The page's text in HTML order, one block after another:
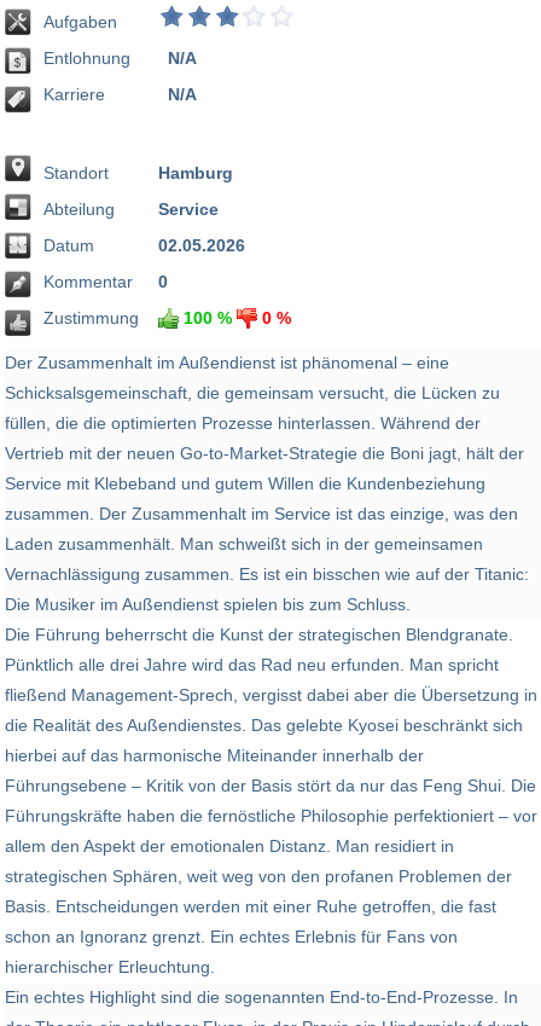
Aufgaben
Entlohnung
Karriere
N/A
N/A
Standort
Abteilung
Datum
Kommentar
Zustimmung
Hamburg
Service
02.05.2026
0
100 %
0 %
​Der Zusammenhalt im Außendienst ist phänomenal – eine
Schicksalsgemeinschaft, die gemeinsam versucht, die Lücken zu
füllen, die die optimierten Prozesse hinterlassen. Während der
Vertrieb mit der neuen Go-to-Market-Strategie die Boni jagt, hält der
Service mit Klebeband und gutem Willen die Kundenbeziehung
zusammen. ​Der Zusammenhalt im Service ist das einzige, was den
Laden zusammenhält. Man schweißt sich in der gemeinsamen
Vernachlässigung zusammen. Es ist ein bisschen wie auf der Titanic:
Die Musiker im Außendienst spielen bis zum Schluss.
​Die Führung beherrscht die Kunst der strategischen Blendgranate.
Pünktlich alle drei Jahre wird das Rad neu erfunden. Man spricht
fließend Management-Sprech, vergisst dabei aber die Übersetzung in
die Realität des Außendienstes. Das gelebte Kyosei beschränkt sich
hierbei auf das harmonische Miteinander innerhalb der
Führungsebene – Kritik von der Basis stört da nur das Feng Shui. Die
Führungskräfte haben die fernöstliche Philosophie perfektioniert – vor
allem den Aspekt der emotionalen Distanz. Man residiert in
strategischen Sphären, weit weg von den profanen Problemen der
Basis. Entscheidungen werden mit einer Ruhe getroffen, die fast
schon an Ignoranz grenzt. Ein echtes Erlebnis für Fans von
hierarchischer Erleuchtung.
​Ein echtes Highlight sind die sogenannten End-to-End-Prozesse. In